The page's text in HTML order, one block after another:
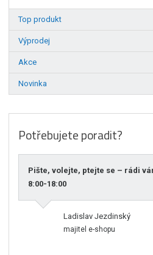
Top produkt
Výprodej
Akce
Novinka
Potřebujete poradit?
Pište, volejte, ptejte se – rádi
8:00-18:00
Ladislav Jezdinský
majitel e-shopu